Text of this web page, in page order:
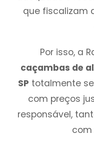
que fiscalizam
Por isso, a
caçambas de
SP totalmente
com preços
responsável,
com